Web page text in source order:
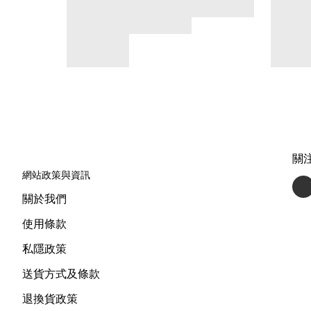
網站政策與資訊
關於我們
使用條款
私隱政策
送貨方式及條款
退換貨政策
關